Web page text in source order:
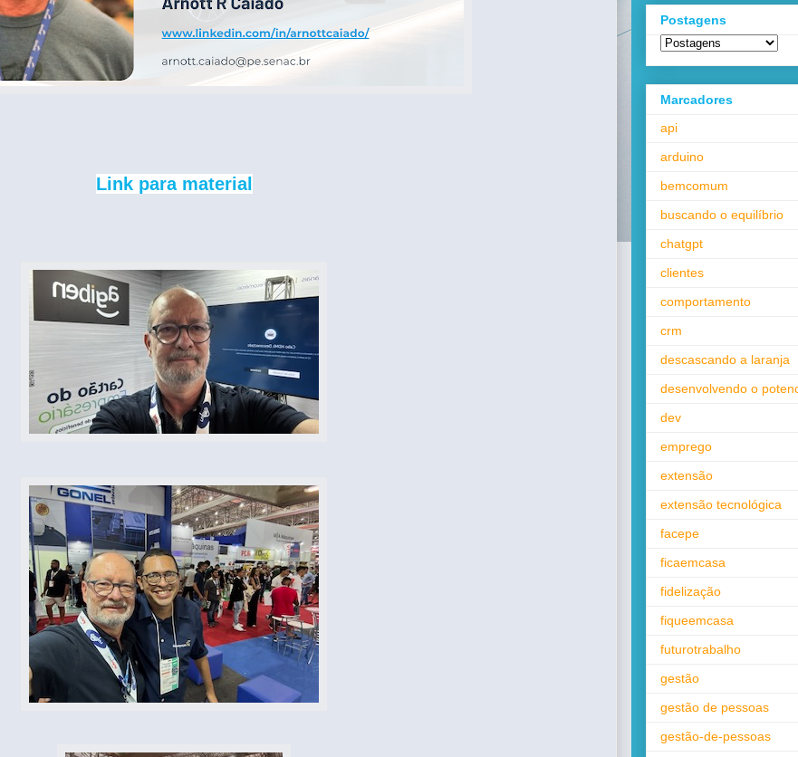
Link para material
Postagens
Marcadores
api
arduino
bemcomum
buscando o equilíbrio
chatgpt
clientes
comportamento
crm
descascando a laranja
desenvolvendo o
dev
emprego
extensão
extensão tecnológica
facepe
ficaemcasa
fidelização
fiqueemcasa
futurotrabalho
gestão
gestão de pessoas
gestão-de-pessoas